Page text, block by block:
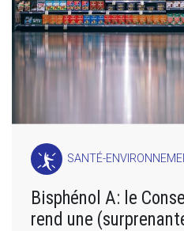
SANTÉ-
Bisphénol A: le
rend une